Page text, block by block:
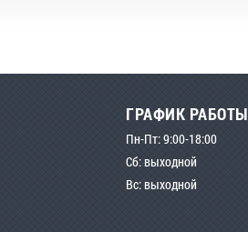
ГРАФИК РАБОТЫ
Пн-Пт: 9:00-18:00
Сб: выходной
Вс: выходной